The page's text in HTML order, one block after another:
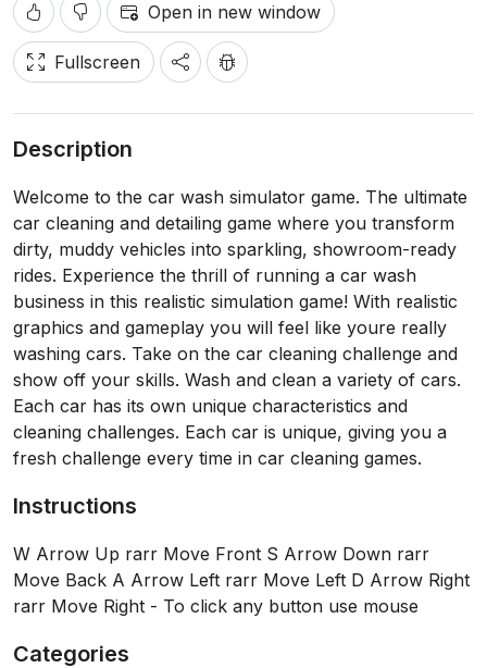
Open in new window
Fullscreen
Description
Welcome to the car wash simulator game. The ultimate
car cleaning and detailing game where you transform
dirty, muddy vehicles into sparkling, showroom-ready
rides. Experience the thrill of running a car wash
business in this realistic simulation game! With realistic
graphics and gameplay you will feel like youre really
washing cars. Take on the car cleaning challenge and
show off your skills. Wash and clean a variety of cars.
Each car has its own unique characteristics and
cleaning challenges. Each car is unique, giving you a
fresh challenge every time in car cleaning games.
Instructions
W Arrow Up rarr Move Front S Arrow Down rarr
Move Back A Arrow Left rarr Move Left D Arrow Right
rarr Move Right - To click any button use mouse
Categories